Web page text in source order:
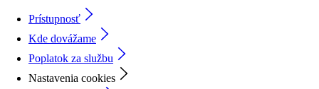
Prístupnosť
Kde dovážame
Poplatok za službu
Nastavenia cookies